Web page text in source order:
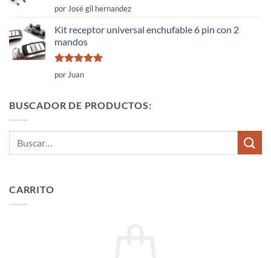
Valorado
con
de 5
por José gil hernandez
Kit receptor universal enchufable 6 pin con 2
mandos
Valorado
con
por Juan
BUSCADOR DE PRODUCTOS:
CARRITO